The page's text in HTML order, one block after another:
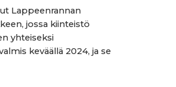
Lappeenrannan
jossa kiinteistö
yhteiseksi
keväällä 2024, ja se